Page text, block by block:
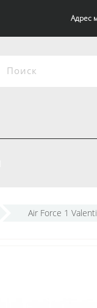
Адрес
Air Force 1